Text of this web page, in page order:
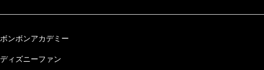
ボンボンアカデミー
ディズニーファン